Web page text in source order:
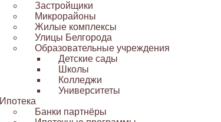
Застройщики
Микрорайоны
Жилые комплексы
Улицы Белгорода
Образовательные учреждения
Детские сады
Школы
Колледжи
Университеты
Ипотека
Банки партнёры